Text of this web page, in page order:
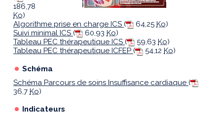
186,78
Ko)
Algorithme prise en charge ICS ( 64,25 Ko)
Suivi minimal ICS ( 60,93 Ko)
Tableau PEC thérapeutique ICS ( 59,63 Ko)
Tableau PEC thérapeutique ICFEP ( 54,12 Ko)
Schéma
Schéma Parcours de soins Insuffisance cardiaque (
36,7 Ko)
Indicateurs